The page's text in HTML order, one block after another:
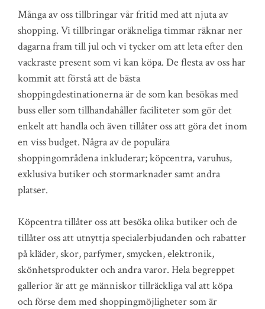
Många av oss tillbringar vår fritid med att njuta av
shopping. Vi tillbringar oräkneliga timmar räknar ner
dagarna fram till jul och vi tycker om att leta efter den
vackraste present som vi kan köpa. De flesta av oss har
kommit att förstå att de bästa
shoppingdestinationerna är de som kan besökas med
buss eller som tillhandahåller faciliteter som gör det
enkelt att handla och även tillåter oss att göra det inom
en viss budget. Några av de populära
shoppingområdena inkluderar; köpcentra, varuhus,
exklusiva butiker och stormarknader samt andra
platser.
Köpcentra tillåter oss att besöka olika butiker och de
tillåter oss att utnyttja specialerbjudanden och rabatter
på kläder, skor, parfymer, smycken, elektronik,
skönhetsprodukter och andra varor. Hela begreppet
gallerior är att ge människor tillräckliga val att köpa
och förse dem med shoppingmöjligheter som är